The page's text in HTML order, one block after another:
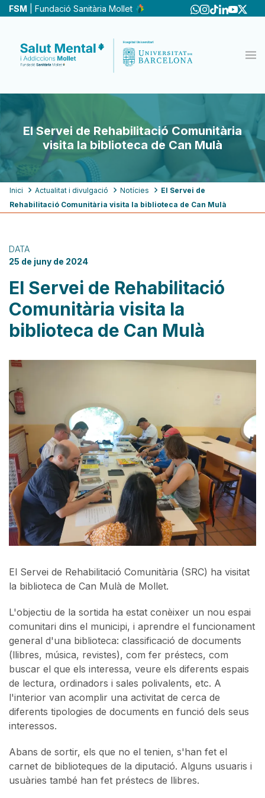
Vés
FSM | Fundació Sanitària Mollet
El Servei de Rehabilitació Comunitària
visita la biblioteca de Can Mulà
Fil
d'ariadna
Inici Actualitat i divulgació Notícies
El Servei de
Rehabilitació Comunitària visita la biblioteca de Can Mulà
DATA
25 de juny de 2024
El Servei de Rehabilitació
Comunitària visita la
biblioteca de Can Mulà
El Servei de Rehabilitació Comunitària (SRC) ha visitat
la biblioteca de Can Mulà de Mollet.
L'objectiu de la sortida ha estat conèixer un nou espai
comunitari dins el municipi, i aprendre el funcionament
general d'una biblioteca: classificació de documents
(llibres, música, revistes), com fer préstecs, com
buscar el que els interessa, veure els diferents espais
de lectura, ordinadors i sales polivalents, etc. A
l'interior van acomplir una activitat de cerca de
diferents tipologies de documents en funció dels seus
interessos.
Abans de sortir, els que no el tenien, s'han fet el
carnet de biblioteques de la diputació. Alguns usuaris i
usuàries també han fet préstecs de llibres.